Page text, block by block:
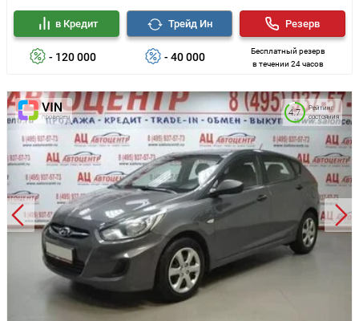
- 120 000
в Кредит
- 40 000
Трейд Ин
Бесплатный резерв
в течении 24 часов
Резерв
Рейтинг
состояния
4.7